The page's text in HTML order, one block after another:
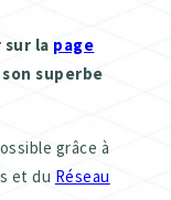
la page
superbe
grâce à
et du Réseau